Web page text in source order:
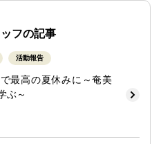
フの記事
活動報告
最高の夏休みに～奄美
ぶ～